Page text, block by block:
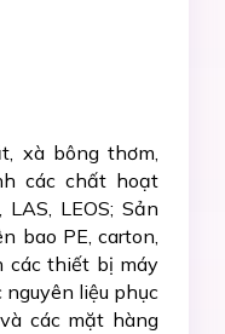
xà bông thơm,
các chất hoạt
LEOS; Sản
bao PE, carton,
các thiết bị máy
nguyên liệu phục
các mặt hàng